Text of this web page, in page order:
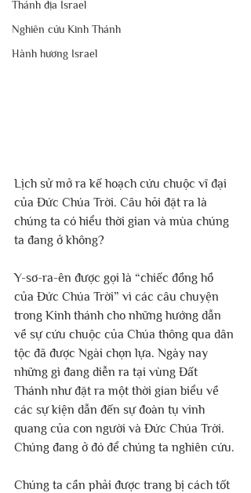
Thánh địa Israel
Nghiên cứu Kinh Thánh
Hành hương Israel
Lịch sử mở ra kế hoạch cứu chuộc vĩ đại
của Đức Chúa Trời. Câu hỏi đặt ra là
chúng ta có hiểu thời gian và mùa chúng
ta đang ở không?
Y-sơ-ra-ên được gọi là “chiếc đồng hồ
của Đức Chúa Trời” vì các câu chuyện
trong Kinh thánh cho những hướng dẫn
về sự cứu chuộc của Chúa thông qua dân
tộc đã được Ngài chọn lựa. Ngày nay
những gì đang diễn ra tại vùng Đất
Thánh như đặt ra một thời gian biểu về
các sự kiện dẫn đến sự đoàn tụ vinh
quang của con người và Đức Chúa Trời.
Chúng đang ở đó để chúng ta nghiên cứu.
Chúng ta cần phải được trang bị cách tốt